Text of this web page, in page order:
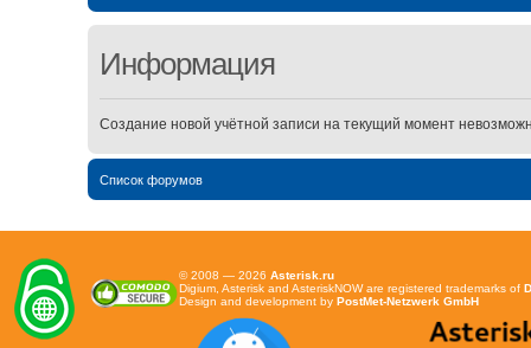
Информация
Создание новой учётной записи на текущий момент
Список форумов
© 2008 — 2026 Asterisk.ru
Digium, Asterisk and AsteriskNOW are registered trademarks of
Design and development by PostMet-Netzwerk GmbH